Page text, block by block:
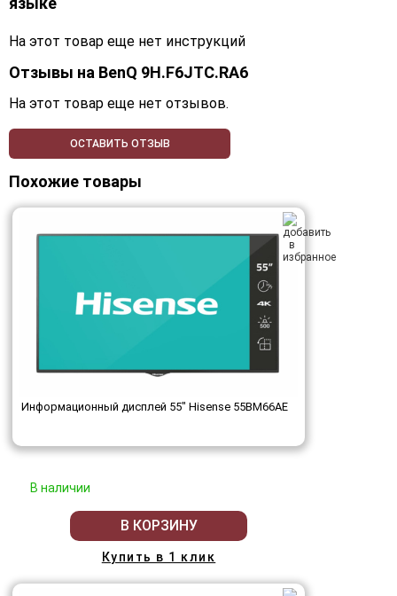
На этот товар еще нет инструкций
Отзывы на BenQ 9H.F6JTC.RA6
На этот товар еще нет отзывов.
ОСТАВИТЬ ОТЗЫВ
Похожие товары
Информационный дисплей 55" Hisense 55BM66AE
В наличии
В КОРЗИНУ
Купить в 1 клик